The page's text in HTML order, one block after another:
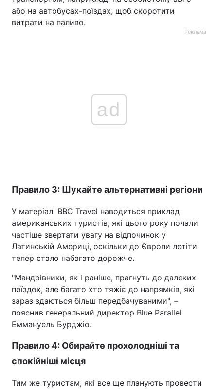
або на автобусах-поїздах, щоб скоротити
витрати на паливо.
Реклама
ad
Правило 3: Шукайте альтернативні регіони
У матеріалі BBC Travel наводиться приклад
американських туристів, які цього року почали
частіше звертати увагу на відпочинок у
Латинській Америці, оскільки до Європи летіти
тепер стало набагато дорожче.
"Мандрівники, як і раніше, прагнуть до далеких
поїздок, але багато хто тяжіє до напрямків, які
зараз здаються більш передбачуваними", –
пояснив генеральний директор Blue Parallel
Еммануель Бурджіо.
Правило 4: Обирайте прохолодніші та
спокійніші місця
Тим же туристам, які все ще планують провести